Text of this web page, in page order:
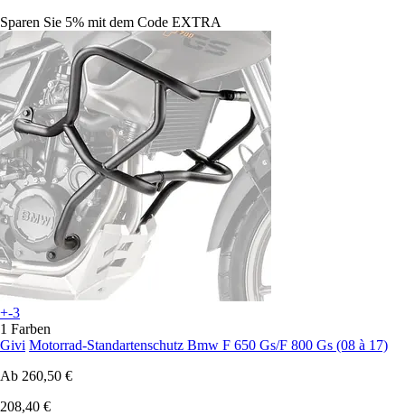
Sparen Sie 5% mit dem Code EXTRA
+-3
1 Farben
Givi Motorrad-Standartenschutz Bmw F 650 Gs/F 800 Gs (08 à 17)
Ab 260,50 €
208,40 €